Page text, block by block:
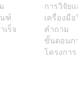
ฑ์
เร็จ
การวิจัย
เครื่องมื
คำถาม
ขั้นตอนก
โครงการ